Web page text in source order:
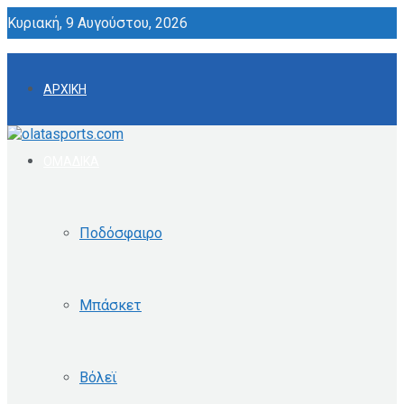
Κυριακή, 9 Αυγούστου, 2026
ΑΡΧΙΚΗ
Ποδόσφαιρο
Μπάσκετ
Βόλεϊ